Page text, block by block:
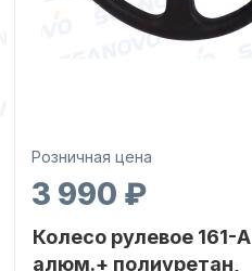
Розничная цена
3 990 ₽
Колесо рулевое 161-A
алюм.+ полиуретан,